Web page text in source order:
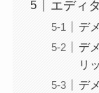
エディ
デ
デ
リ
デ